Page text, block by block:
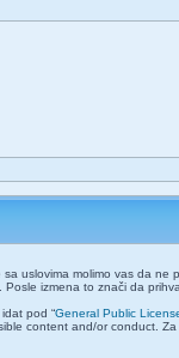
sa uslovima molimo vas da ne
Posle izmena to znači da
pod “General Public
content and/or conduct.